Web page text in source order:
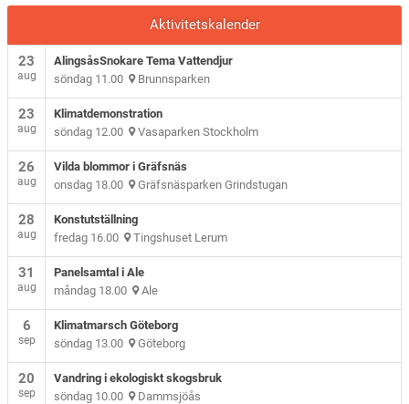
Aktivitetskalender
23
aug
AlingsåsSnokare Tema Vattendjur
söndag 11.00 Brunnsparken
23
aug
Klimatdemonstration
söndag 12.00 Vasaparken Stockholm
26
aug
Vilda blommor i Gräfsnäs
onsdag 18.00 Gräfsnäsparken Grindstugan
28
aug
Konstutställning
fredag 16.00 Tingshuset Lerum
31
aug
Panelsamtal i Ale
måndag 18.00 Ale
6
sep
Klimatmarsch Göteborg
söndag 13.00 Göteborg
20
sep
Vandring i ekologiskt skogsbruk
söndag 10.00 Dammsjöås